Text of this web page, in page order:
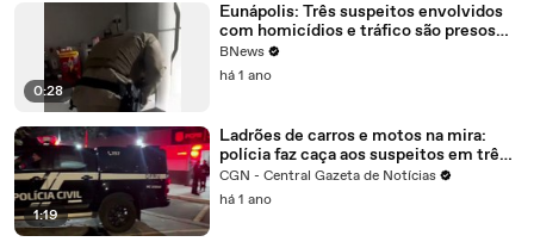
0:28
Eunápolis: Três suspeitos envolvidos
com homicídios e tráfico são presos
em cerco policial
BNews
há 1 ano
1:19
Ladrões de carros e motos na mira:
polícia faz caça aos suspeitos em três
cidades no Paraná
CGN - Central Gazeta de Notícias
há 1 ano